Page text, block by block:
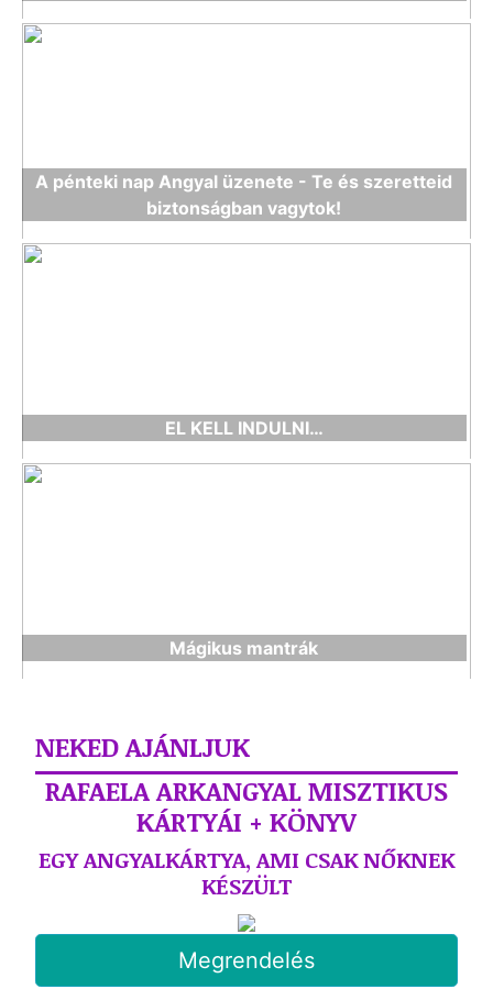
A pénteki nap Angyal üzenete - Te és szeretteid
biztonságban vagytok!
EL KELL INDULNI…
Mágikus mantrák
NEKED AJÁNLJUK
RAFAELA ARKANGYAL MISZTIKUS
KÁRTYÁI + KÖNYV
EGY ANGYALKÁRTYA, AMI CSAK NŐKNEK
KÉSZÜLT
Megrendelés